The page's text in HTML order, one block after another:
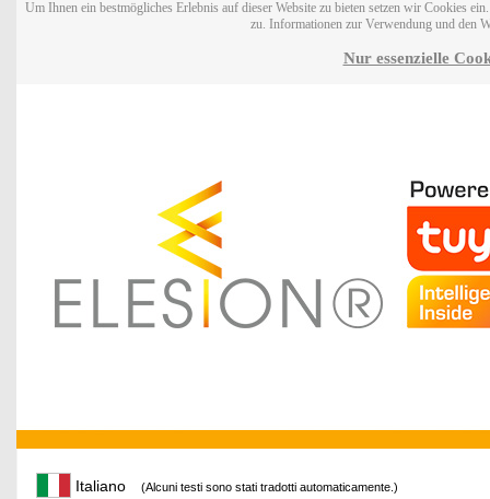
Um Ihnen ein bestmögliches Erlebnis auf dieser Website zu bieten setzen wir Cookies
zu. Informationen zur Verwendung und den
Nur essenzielle
Italiano (Alcuni testi sono stati tradotti automaticamente.)